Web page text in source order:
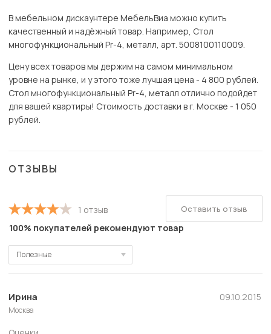
В мебельном дискаунтере МебельВиа можно купить
качественный и надёжный товар. Например, Стол
многофункциональный Pr-4, металл, арт. 5008100110009.
Цену всех товаров мы держим на самом минимальном
уровне на рынке, и у этого тоже лучшая цена - 4 800 рублей.
Стол многофункциональный Pr-4, металл отлично подойдет
для вашей квартиры! Стоимость доставки в г. Москве - 1 050
рублей.
ОТЗЫВЫ
1 отзыв
100% покупателей рекомендуют товар
Полезные
Полезные
Новые
Старые
Ирина
Москва
09.10.2015
Оставить отзыв